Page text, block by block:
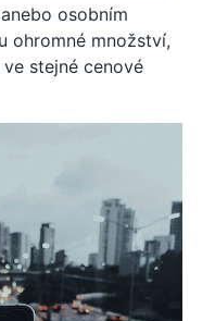
osobním
ohromné množství,
stejné cenové